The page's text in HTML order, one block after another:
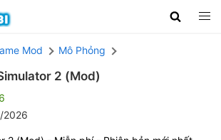
Mod Mô Phỏng
2 (Mod)
2026